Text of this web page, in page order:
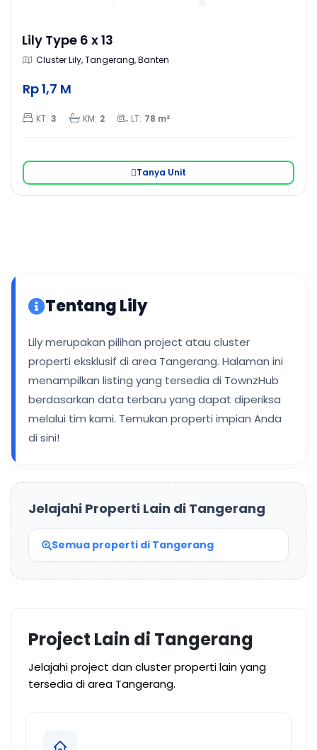
Lily Type 6 x 13
Cluster Lily, Tangerang, Banten
Rp 1,7 M
KT: 3 KM: 2 LT: 78 m²
Tanya Unit
Tentang Lily
Lily merupakan pilihan project atau cluster
properti eksklusif di area Tangerang. Halaman ini
menampilkan listing yang tersedia di TownzHub
berdasarkan data terbaru yang dapat diperiksa
melalui tim kami. Temukan properti impian Anda
di sini!
Jelajahi Properti Lain di Tangerang
Semua properti di Tangerang
Project Lain di Tangerang
Jelajahi project dan cluster properti lain yang
tersedia di area Tangerang.